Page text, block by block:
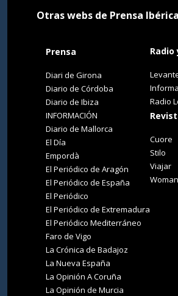
Otras webs de Prensa
Prensa
Diari de Girona
Diario de Córdoba
Diario de Ibiza
INFORMACIÓN
Diario de Mallorca
El Día
Empordà
El Periódico de Aragón
El Periódico de España
El Periódico
El Periódico de Extremadura
El Periódico Mediterráneo
Faro de Vigo
La Crónica de Badajoz
La Nueva España
La Opinión A Coruña
La Opinión de Murcia
Radio
Cuore
Stilo
Viajar
Woman